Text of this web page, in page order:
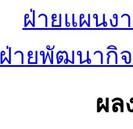
ฝ่ายแผนง
ฝ่ายพัฒนากิ
ผล